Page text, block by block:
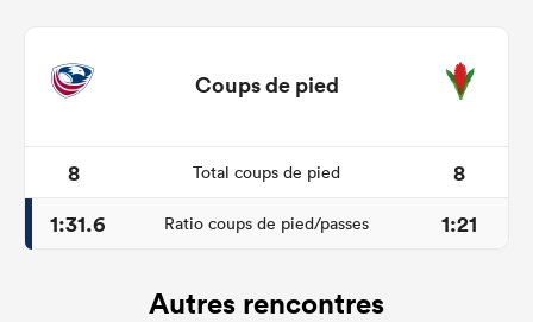
Coups de pied
8 Total coups de pied
8
1:31.6
Ratio coups de pied/passes 1:21
Autres rencontres